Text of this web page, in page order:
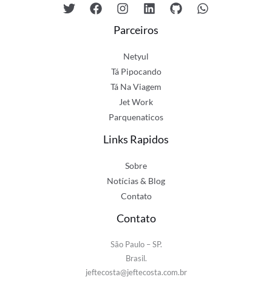
Parceiros
Netyul
Tá Pipocando
Tá Na Viagem
Jet Work
Parquenaticos
Links Rapidos
Sobre
Notícias & Blog
Contato
Contato
São Paulo – SP.
Brasil.
jeftecosta@jeftecosta.com.br